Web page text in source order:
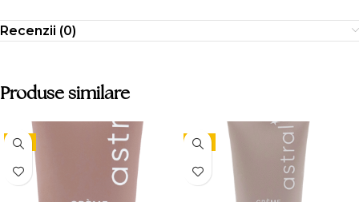
Recenzii (0)
Produse similare
-5% -5%